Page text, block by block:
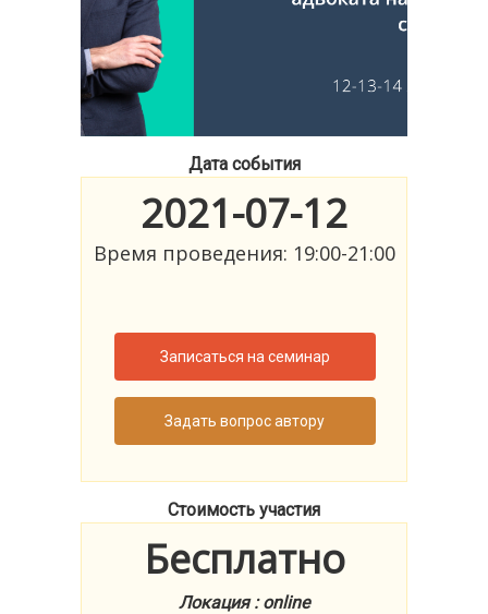
Дата события
2021-07-12
Время проведения: 19:00-21:00
Записаться на семинар
Задать вопрос автору
Стоимость участия
Бесплатно
Локация : online